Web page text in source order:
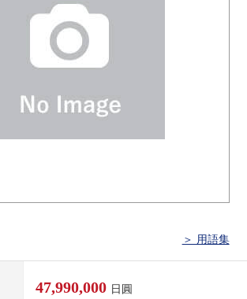
＞ 用語集
47,990,000 日圓